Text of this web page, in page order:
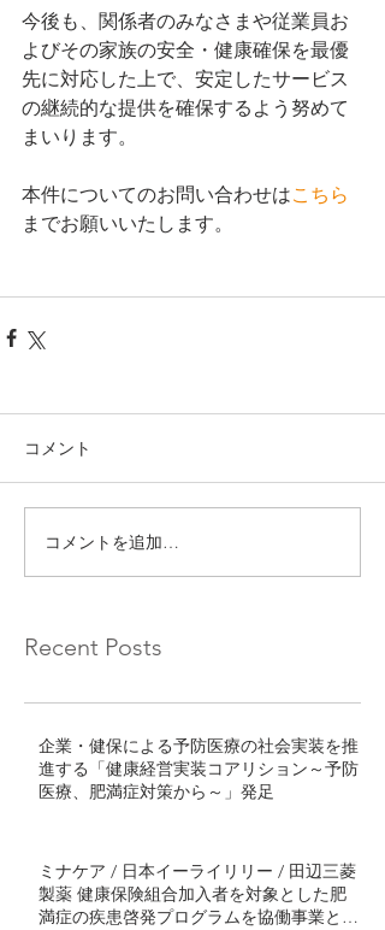
今後も、関係者のみなさまや従業員お
よびその家族の安全・健康確保を最優
先に対応した上で、安定したサービス
の継続的な提供を確保するよう努めて
まいります。
本件についてのお問い合わせはこちら
までお願いいたします。
コメント
コメントを追加…
Recent Posts
企業・健保による予防医療の社会実装を推
進する「健康経営実装コアリション～予防
医療、肥満症対策から～」発足
ミナケア / 日本イーライリリー / 田辺三菱
製薬 健康保険組合加入者を対象とした肥
満症の疾患啓発プログラムを協働事業とし